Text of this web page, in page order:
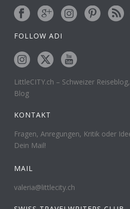
FOLLOW ADI
LittleCITY.ch – Schweizer
Blog
KONTAKT
Fragen, Anregungen, Kritik oder
Dein Mail!
MAIL
valeria@littlecity.ch